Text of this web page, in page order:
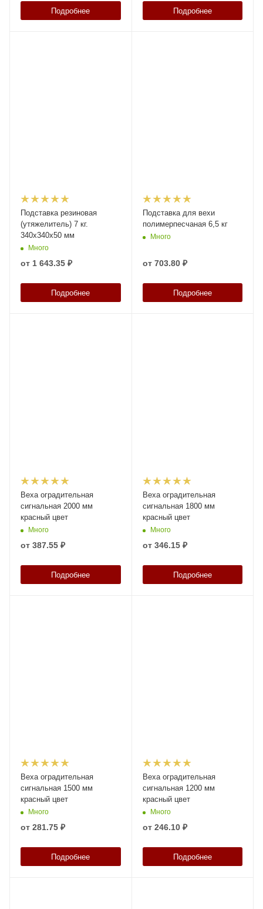
Подробнее Подробнее
Подставка резиновая
(утяжелитель) 7 кг.
340х340х50 мм
Много
от 1 643.35 ₽
Подробнее
Подставка для вехи
полимерпесчаная 6,5 кг
Много
от 703.80 ₽
Подробнее
Веха оградительная
сигнальная 2000 мм
красный цвет
Много
от 387.55 ₽
Подробнее
Веха оградительная
сигнальная 1800 мм
красный цвет
Много
от 346.15 ₽
Подробнее
Веха оградительная
сигнальная 1500 мм
красный цвет
Много
от 281.75 ₽
Подробнее
Веха оградительная
сигнальная 1200 мм
красный цвет
Много
от 246.10 ₽
Подробнее